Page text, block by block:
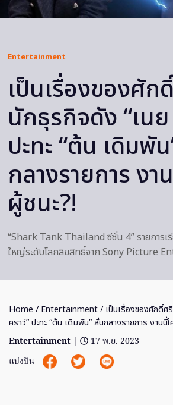
Entertainment
เป็นเรื่องของศัก
นักธุรกิจดัง “เน
ปะทะ “ต้น เดิมพั
กลางรายการ งา
ผู้ชนะ?!
“Shark Tank Thailand ซีซั่น 4” รายการ
ใหญ่ระดับโลกลิขสิทธิ์จาก Sony Picture
Home / Entertainment/ เป็นเรื่องของศักดิ์ศ
ศราว์” ปะทะ “ต้น เดิมพัน” ลั่นกลางรายการ งานนี้
Entertainment |
17 พ.ย. 2023
แบ่งปัน